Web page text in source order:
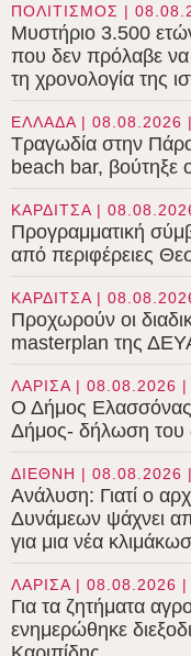
ΠΟΛΙΤΙΣΜΟΣ |
Μυστήριο 3.500
που δεν πρόλαβε να
τη χρονολογία της
ΕΛΛΑΔΑ | 08.08.2026
Τραγωδία στην
beach bar, βούτηξε
ΚΑΡΔΙΤΣΑ |
Προγραμματική
από περιφέρειες
ΚΑΡΔΙΤΣΑ |
Προχωρούν οι
masterplan της
ΛΑΡΙΣΑ | 08.08.2026 |
Ο Δήμος Ελασσόνας
Δήμος- δήλωση του
ΔΙΕΘΝΗ | 08.08.2026
Ανάλυση: Γιατί ο
Δυνάμεων ψάχνει
για μια νέα
ΛΑΡΙΣΑ | 08.08.2026 |
Για τα ζητήματα
ενημερώθηκε